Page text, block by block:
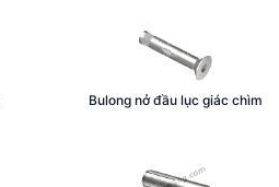
Bulong nở đầu lục giác chìm